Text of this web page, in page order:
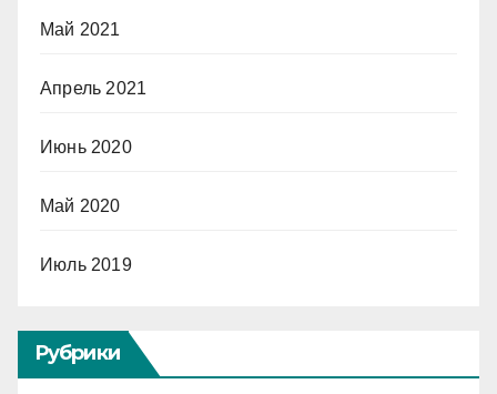
Май 2021
Апрель 2021
Июнь 2020
Май 2020
Июль 2019
Рубрики